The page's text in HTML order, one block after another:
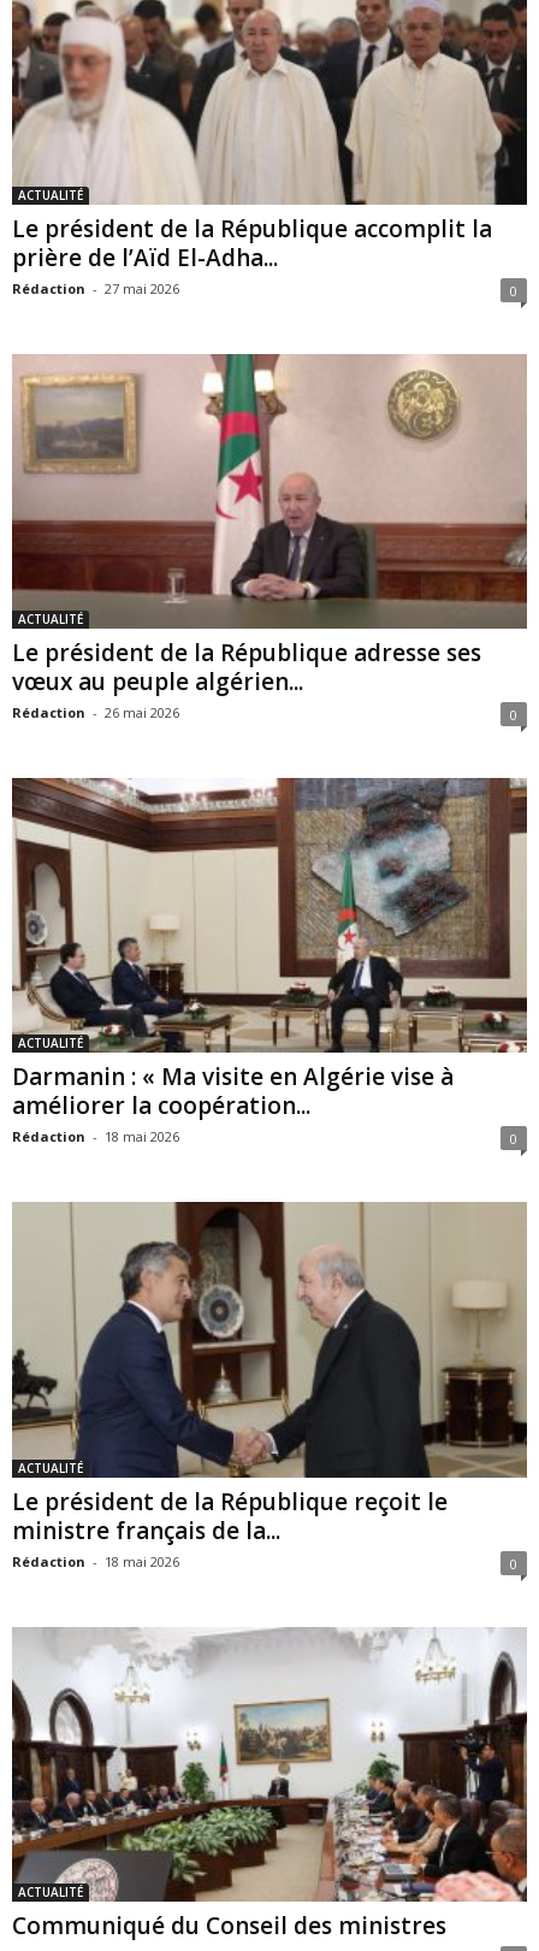
ACTUALITÉ
Le président de la République accomplit la
prière de l’Aïd El-Adha...
Rédaction - 27 mai 2026 0
ACTUALITÉ
Le président de la République adresse ses
vœux au peuple algérien...
Rédaction - 26 mai 2026 0
ACTUALITÉ
Darmanin : « Ma visite en Algérie vise à
améliorer la coopération...
Rédaction - 18 mai 2026 0
ACTUALITÉ
Le président de la République reçoit le
ministre français de la...
Rédaction - 18 mai 2026 0
ACTUALITÉ
Communiqué du Conseil des ministres